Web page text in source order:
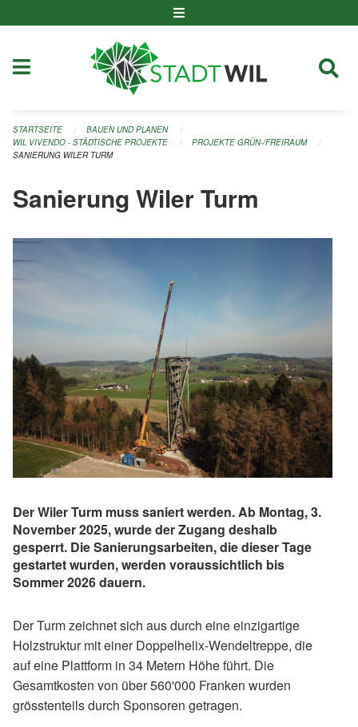
STARTSEITE
BAUEN UND PLANEN
WIL VIVENDO - STÄDTISCHE PROJEKTE
PROJEKTE GRÜN-/FREIRAUM
SANIERUNG WILER TURM
Sanierung Wiler Turm
Der Wiler Turm muss saniert werden. Ab Montag, 3.
November 2025, wurde der Zugang deshalb
gesperrt. Die Sanierungsarbeiten, die dieser Tage
gestartet wurden, werden voraussichtlich bis
Sommer 2026 dauern.
Der Turm zeichnet sich aus durch eine einzigartige
Holzstruktur mit einer Doppelhelix-Wendeltreppe, die
auf eine Plattform in 34 Metern Höhe führt. Die
Gesamtkosten von über 560'000 Franken wurden
grösstenteils durch Sponsoren getragen.